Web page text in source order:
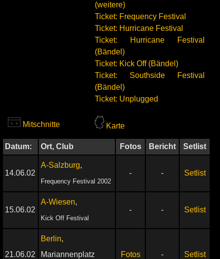
(weitere)
Ticket: Frequency Festival
Ticket: Hurricane Festival
Ticket: Hurricane Festival
(Bändel)
Ticket: Kick Off (Bändel)
Ticket: Southside Festival
(Bändel)
Ticket: Unplugged
Mitschnitte Karte
Datum: Ort, Club Fotos Bericht Setlist
14.06.02
A-Salzburg,
Frequency Festival 2002
- - Setlist
15.06.02
A-Wiesen,
Kick Off Festival
- - Setlist
21.06.02
Berlin,
Mariannenplatz
Fotos - Setlist